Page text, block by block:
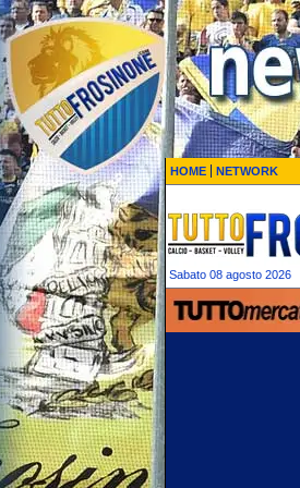
HOME NETWORK
Sabato 08 agosto 2026